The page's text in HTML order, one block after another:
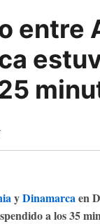
entre
yDinamarcaen
a los 35